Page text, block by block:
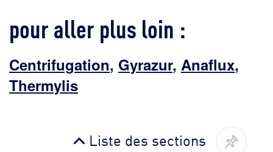
pour aller plus loin :
Centrifugation, Gyrazur, Anaflux,
Thermylis
Liste des sections